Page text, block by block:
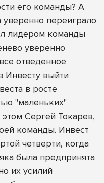
его команды? А
переиграло
лидером команды
уверенно
отведенное
Инвесту выйти
в росте
"маленьких"
Сергей Токарев,
команды. Инвест
четверти, когда
была предпринята
их усилий